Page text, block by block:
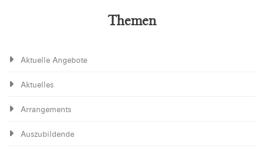
Themen
Aktuelle Angebote
Aktuelles
Arrangements
Auszubildende